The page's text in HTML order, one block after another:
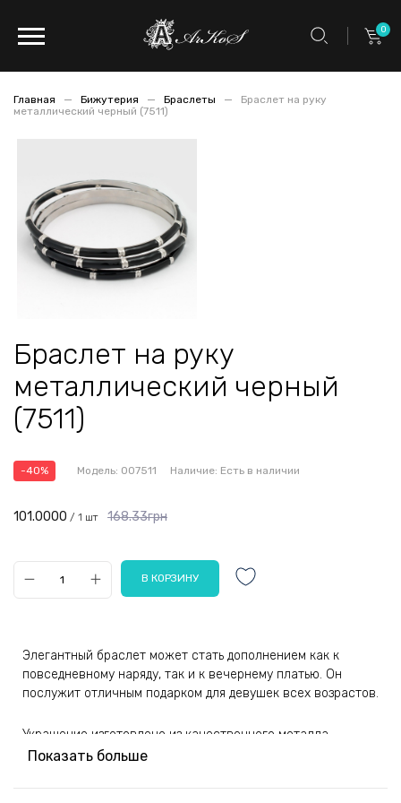
0
Главная Бижутерия Браслеты
Браслет на руку
металлический черный (7511)
Браслет на руку
металлический черный
(7511)
-40% Модель: 007511 Наличие: Есть в наличии
168.33грн
101.0000 / 1 шт
Элегантный браслет может стать дополнением как к
повседневному наряду, так и к вечернему платью. Он
послужит отличным подарком для девушек всех возрастов.
Украшение изготовлено из качественного металла,
благодаря чему выделяется долговечностью и
Показать больше